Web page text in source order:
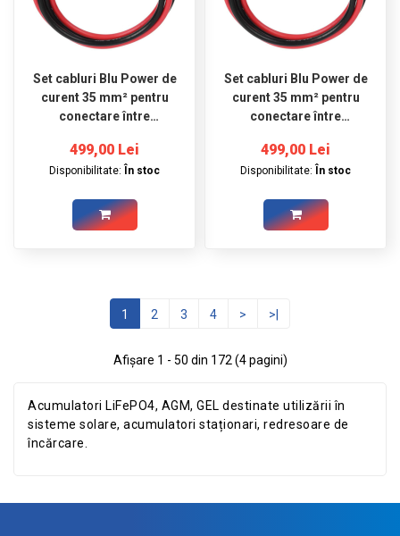
Set cabluri Blu Power de
curent 35 mm² pentru
conectare între
3,5 m roșu şi 3,5 m negru,
ocheti Ø10
499,00 Lei
Disponibilitate: În stoc
Set cabluri Blu Power de
curent 35 mm² pentru
conectare între
3,5 m roșu şi 3,5 m negru,
ocheti Ø8
499,00 Lei
Disponibilitate: În stoc
1 2 3 4 > >|
Afişare 1 - 50 din 172 (4 pagini)
Acumulatori LiFePO4, AGM, GEL destinate utilizării în
sisteme solare, acumulatori staționari, redresoare de
încărcare.